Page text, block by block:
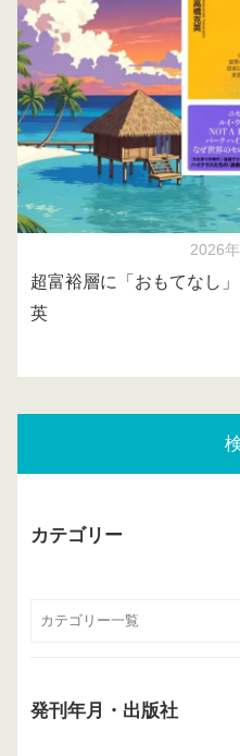
2026
超富裕層に「おもてなし
英
カテゴリー
発刊年月・出版社